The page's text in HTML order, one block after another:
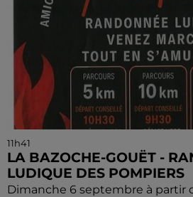
11h41
LA BAZOCHE-GOUËT -
LUDIQUE DES POMPIERS
Dimanche 6 septembre à partir